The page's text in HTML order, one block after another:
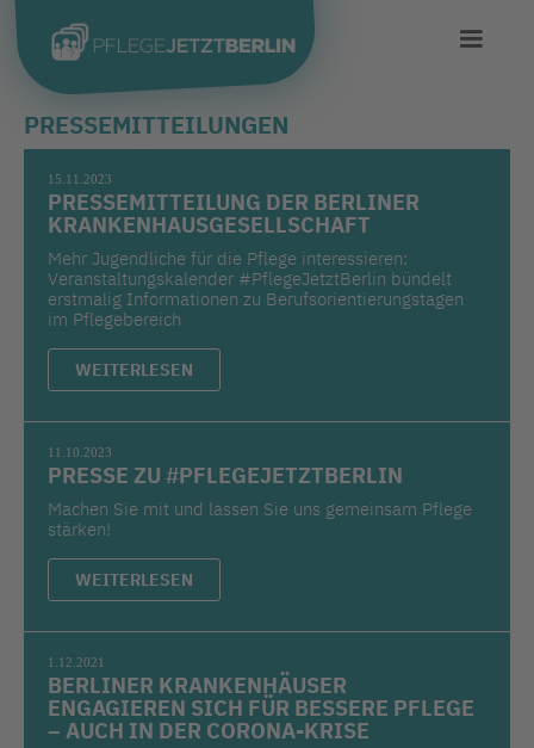
PRESSEMITTEILUNGEN
15.11.2023
PRESSEMITTEILUNG DER BERLINER
KRANKENHAUSGESELLSCHAFT
Mehr Jugendliche für die Pflege interessieren:
Veranstaltungskalender #PflegeJetztBerlin bündelt
erstmalig Informationen zu Berufsorientierungstagen
im Pflegebereich
WEITERLESEN
11.10.2023
PRESSE ZU #PFLEGEJETZTBERLIN
Machen Sie mit und lassen Sie uns gemeinsam Pflege
stärken!
WEITERLESEN
1.12.2021
BERLINER KRANKENHÄUSER
ENGAGIEREN SICH FÜR BESSERE PFLEGE
– AUCH IN DER CORONA-KRISE